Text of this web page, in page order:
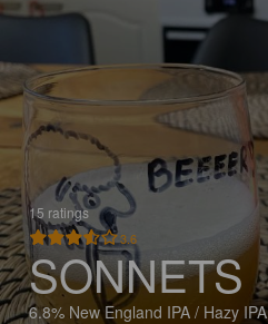
15 ratings
3.6
SONNETS
6.8% New England IPA / Hazy IPA